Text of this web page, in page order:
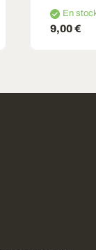
En
9,00 €